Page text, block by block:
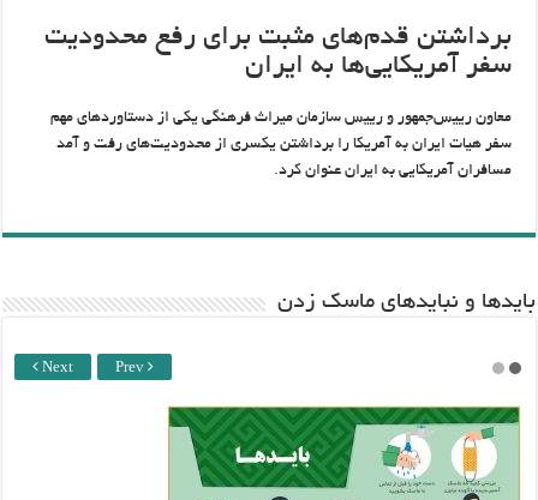
برداشتن قدم‌های مثبت برای رفع محدودیت
سفر آمریکایی‌ها به ایران
معاون رییس‌جمهور و رییس سازمان میراث فرهنگی یکی از دستاوردهای مهم
سفر هیات ایران به آمریکا را برداشتن یکسری از محدودیت‌های رفت و آمد
مسافران آمریکایی به ایران عنوان کرد.
باید‌ها و نبایدهای ماسک زدن
Next Prev